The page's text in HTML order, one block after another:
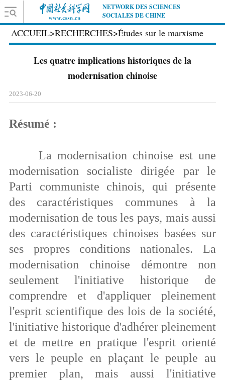
NETWORK DES SCIENCES
SOCIALES DE CHINE
ACCUEIL>RECHERCHES>Études sur le marxisme
Les quatre implications historiques de la
modernisation chinoise
2023-06-20
Résumé :
La modernisation chinoise est une
modernisation socialiste dirigée par le
Parti communiste chinois, qui présente
des caractéristiques communes à la
modernisation de tous les pays, mais aussi
des caractéristiques chinoises basées sur
ses propres conditions nationales. La
modernisation chinoise démontre non
seulement l'initiative historique de
comprendre et d'appliquer pleinement
l'esprit scientifique des lois de la société,
l'initiative historique d'adhérer pleinement
et de mettre en pratique l'esprit orienté
vers le peuple en plaçant le peuple au
premier plan, mais aussi l'initiative